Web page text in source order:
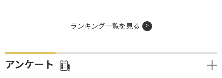
ランキング一覧を見る
アンケート